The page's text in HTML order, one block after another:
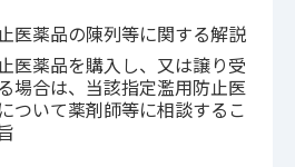
医薬品の陳列等に関する解説
医薬品を購入し、又は譲り受
場合は、当該指定濫用防止医
ついて薬剤師等に相談するこ